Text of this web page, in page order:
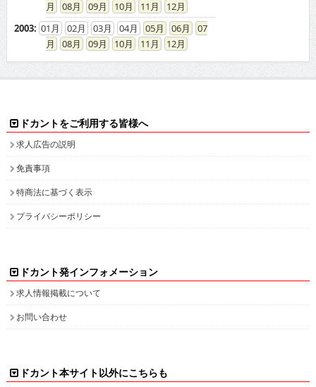
08
09 10 11
12
2003: 01 02 03 04 05 06
07
08
09 10 11 12
ドカントをご利用する皆様へ
求人広告の説明
免責事項
特商法に基づく表示
プライバシーポリシー
ドカント発インフォメーション
求人情報掲載について
お問い合わせ
ドカント本サイト以外にこちらも